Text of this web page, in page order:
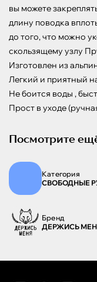
вы можете
длину поводка
до того, что можно
скользящему узлу
Изготовлен из
Легкий и приятный
Не боится воды ,
Прост в уходе
Посмотрите
Категория
СВОБОДНЫЕ
Бренд
ДЕРЖИСЬ